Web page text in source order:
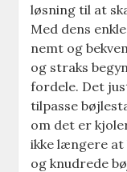
løsning til at
Med dens
nemt og
og straks
fordele. Det
tilpasse
om det er
ikke længere at
og knudrede